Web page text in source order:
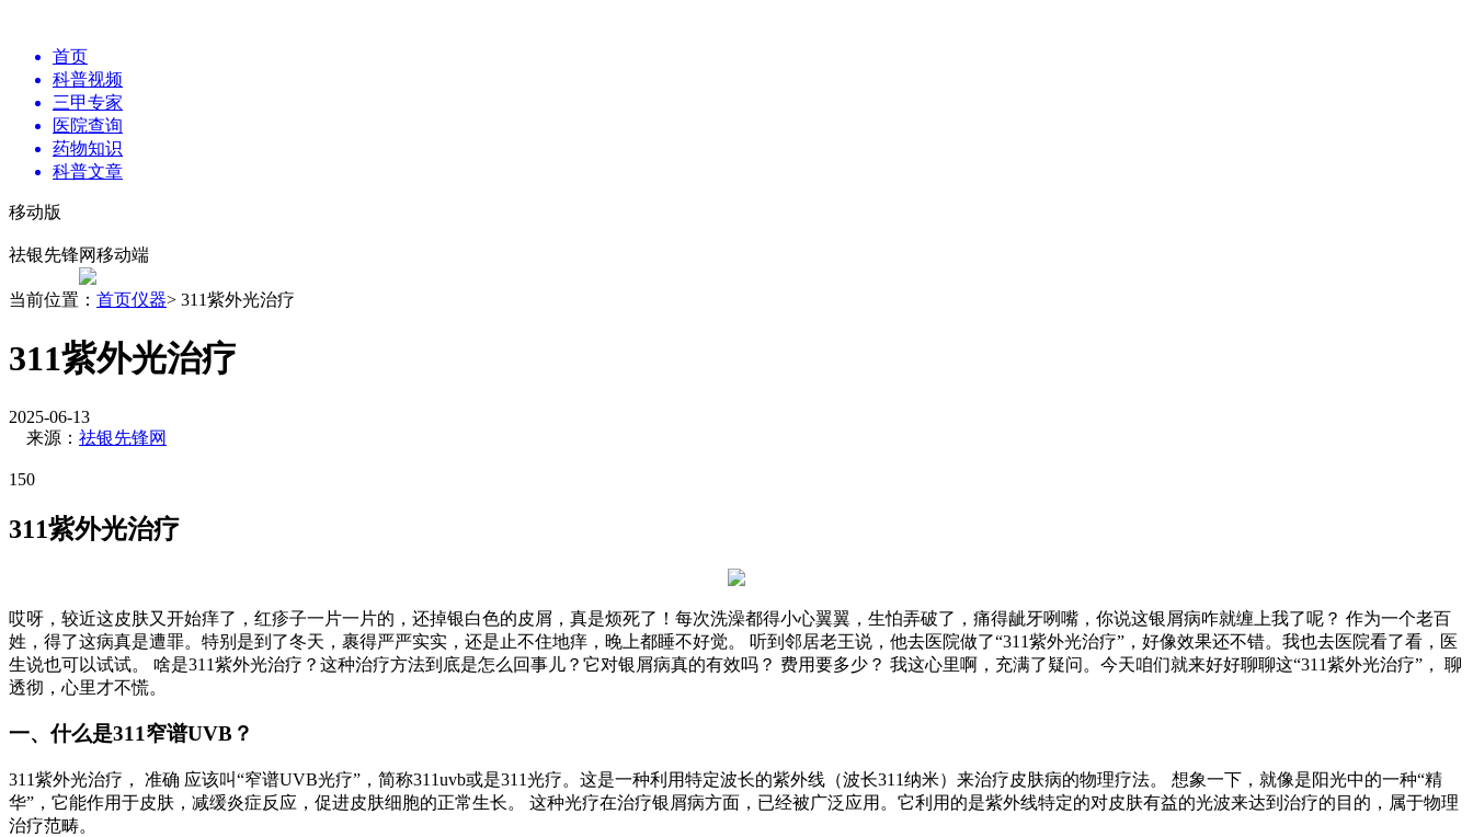
首页
科普视频
三甲专家
医院查询
药物知识
科普文章
移动版
祛银先锋网移动端
当前位置： 首页仪器> 311紫外光治疗
311紫外光治疗
2025-06-13
来源： 祛银先锋网
150
311紫外光治疗
哎呀，较近这皮肤又开始痒了，红疹子一片一片的，还掉银白色的皮屑，真是烦死了！每次洗澡都得小心翼翼，生怕弄破了，痛得龇牙咧嘴，你说这银屑病咋就缠上我了呢？ 作为一个老百
姓，得了这病真是遭罪。特别是到了冬天，裹得严严实实，还是止不住地痒，晚上都睡不好觉。 听到邻居老王说，他去医院做了“311紫外光治疗”，好像效果还不错。我也去医院看了看，医
生说也可以试试。 啥是311紫外光治疗？这种治疗方法到底是怎么回事儿？它对银屑病真的有效吗？ 费用要多少？ 我这心里啊，充满了疑问。今天咱们就来好好聊聊这“311紫外光治疗”， 聊
透彻，心里才不慌。
一、什么是311窄谱UVB？
311紫外光治疗， 准确 应该叫“窄谱UVB光疗”，简称311uvb或是311光疗。这是一种利用特定波长的紫外线（波长311纳米）来治疗皮肤病的物理疗法。 想象一下，就像是阳光中的一种“精
华”，它能作用于皮肤，减缓炎症反应，促进皮肤细胞的正常生长。 这种光疗在治疗银屑病方面，已经被广泛应用。它利用的是紫外线特定的对皮肤有益的光波来达到治疗的目的，属于物理
治疗范畴。